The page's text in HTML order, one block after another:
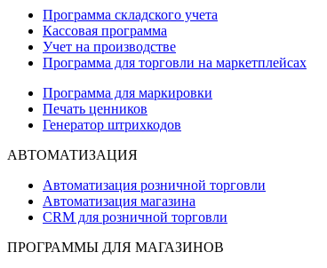
Программа складского учета
Кассовая программа
Учет на производстве
Программа для торговли на маркетплейсах
Программа для маркировки
Печать ценников
Генератор штрихкодов
АВТОМАТИЗАЦИЯ
Автоматизация розничной торговли
Автоматизация магазина
CRM для розничной торговли
ПРОГРАММЫ ДЛЯ МАГАЗИНОВ